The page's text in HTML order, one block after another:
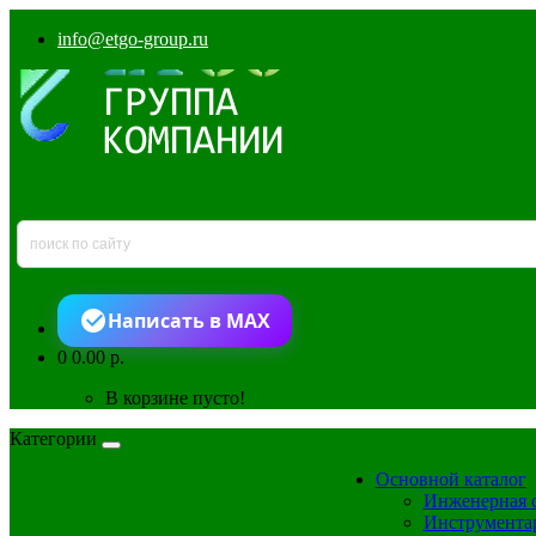
info@etgo-group.ru
Написать в MAX
00.00 р.
В корзине пусто!
Категории
Основной каталог
Инженерная